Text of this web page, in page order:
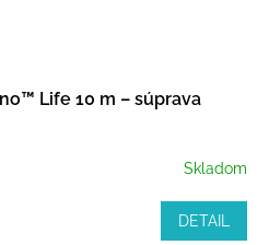
Life 10 m – súprava
Skladom
DETAIL